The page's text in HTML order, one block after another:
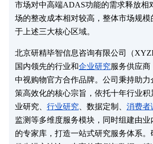
市场对中高端ADAS功能的需求释放相
场的整改成本相对较高，整体市场规
于上述三大核心区域。
北京研精毕智信息咨询有限公司（
国内领先的行业和企业研究服务供应
中视购物官方合作品牌。公司秉持助
策高效化的核心宗旨，依托十年行业积
业研究、 行业研究 、数据定制、 消费者
监测等多维度服务模块，同时组建由
的专家库，打造一站式研究服务体系